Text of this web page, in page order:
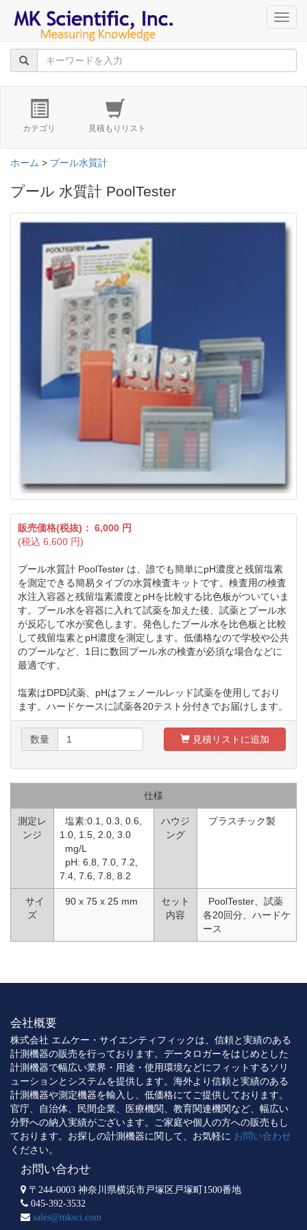
カテゴリ 見積もりリスト
ホーム > プール水質計
プール 水質計 PoolTester
販売価格(税抜)： 6,000 円
(税込 6,600 円)
プール水質計 PoolTester は、誰でも簡単にpH濃度と残留塩素
を測定できる簡易タイプの水質検査キットです。検査用の検査
水注入容器と残留塩素濃度とpHを比較する比色板がついていま
す。プール水を容器に入れて試薬を加えた後、試薬とプール水
が反応して水が変色します。発色したプール水を比色板と比較
して残留塩素とpH濃度を測定します。低価格なので学校や公共
のプールなど、1日に数回プール水の検査が必須な場合などに
最適です。
塩素はDPD試薬、pHはフェノールレッド試薬を使用しており
ます。ハードケースに試薬各20テスト分付きでお届けします。
数量 見積リストに追加
仕様
測定レ
ンジ
塩素:0.1, 0.3, 0.6,
1.0, 1.5, 2.0, 3.0
mg/L
pH: 6.8, 7.0, 7.2,
7.4, 7.6, 7.8, 8.2
ハウジ
ング
プラスチック製
サイ
ズ
90 x 75 x 25 mm
セット
内容
PoolTester、試薬
各20回分、ハードケ
ース
会社概要
株式会社 エムケー・サイエンティフィックは、信頼と実績のある
計測機器の販売を行っております。データロガーをはじめとした
計測機器で幅広い業界・用途・使用環境などにフィットするソリ
ューションとシステムを提供します。海外より信頼と実績のある
計測機器や測定機器を輸入し、低価格にてご提供しております。
官庁、自治体、民間企業、医療機関、教育関連機関など、幅広い
分野への納入実績がございます。ご家庭や個人の方への販売もし
ております。お探しの計測機器に関して、お気軽に お問い合わせ
ください。
お問い合わせ
〒244-0003 神奈川県横浜市戸塚区戸塚町1500番地
045-392-3532
sales@mksci.com